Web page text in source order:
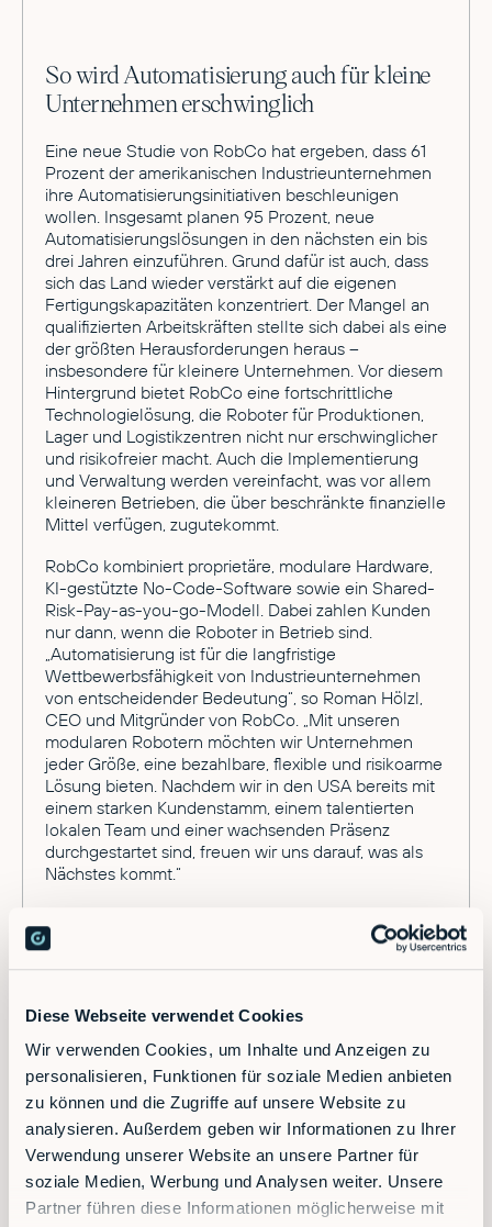
Diese Webseite verwendet Cookies
Wir verwenden Cookies, um Inhalte und Anzeigen zu
personalisieren, Funktionen für soziale Medien anbieten
zu können und die Zugriffe auf unsere Website zu
analysieren. Außerdem geben wir Informationen zu Ihrer
Verwendung unserer Website an unsere Partner für
soziale Medien, Werbung und Analysen weiter. Unsere
Partner führen diese Informationen möglicherweise mit
So wird Automatisierung auch für kleine
Unternehmen erschwinglich
Eine neue Studie von RobCo hat ergeben, dass 61
Prozent der amerikanischen Industrieunternehmen
ihre Automatisierungsinitiativen beschleunigen
wollen. Insgesamt planen 95 Prozent, neue
Automatisierungslösungen in den nächsten ein bis
drei Jahren einzuführen. Grund dafür ist auch, dass
sich das Land wieder verstärkt auf die eigenen
Fertigungskapazitäten konzentriert. Der Mangel an
qualifizierten Arbeitskräften stellte sich dabei als eine
der größten Herausforderungen heraus –
insbesondere für kleinere Unternehmen. Vor diesem
Hintergrund bietet RobCo eine fortschrittliche
Technologielösung, die Roboter für Produktionen,
Lager und Logistikzentren nicht nur erschwinglicher
und risikofreier macht. Auch die Implementierung
und Verwaltung werden vereinfacht, was vor allem
kleineren Betrieben, die über beschränkte finanzielle
Mittel verfügen, zugutekommt.
RobCo kombiniert proprietäre, modulare Hardware,
KI-gestützte No-Code-Software sowie ein Shared-
Risk-Pay-as-you-go-Modell. Dabei zahlen Kunden
nur dann, wenn die Roboter in Betrieb sind.
„Automatisierung ist für die langfristige
Wettbewerbsfähigkeit von Industrieunternehmen
von entscheidender Bedeutung“, so Roman Hölzl,
CEO und Mitgründer von RobCo. „Mit unseren
modularen Robotern möchten wir Unternehmen
jeder Größe, eine bezahlbare, flexible und risikoarme
Lösung bieten. Nachdem wir in den USA bereits mit
einem starken Kundenstamm, einem talentierten
lokalen Team und einer wachsenden Präsenz
durchgestartet sind, freuen wir uns darauf, was als
Nächstes kommt.“
Über RobCo
Das 2020 an der Technischen Universität München
industrielle Automatisierung zugänglicher,
erschwinglicher und anpassungsfähiger machen.
Das patentierte modulare Hardware-Kit in
Kombination mit der No-Code-Softwareplattform
RobCo Studio ermöglicht es Industrieunternehmen
jeder Größe, repetitive und risikoreiche Aufgaben
schnell und flexibel zu automatisieren. Ob
Maschinenbedienung, Palettierung, Dosierung oder